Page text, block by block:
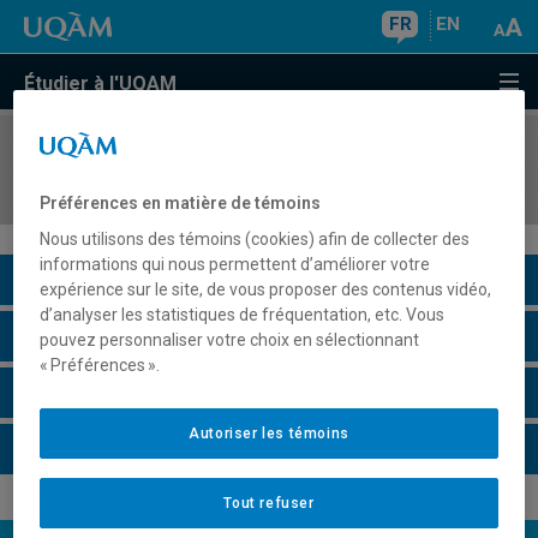
FR EN
Étudier à l'UQAM
COURS//
Description du cours
Horaire - Été 2026
Préférences en matière de témoins
Nous utilisons des témoins (cookies) afin de collecter des
informations qui nous permettent d’améliorer votre
expérience sur le site, de vous proposer des contenus vidéo,
d’analyser les statistiques de fréquentation, etc. Vous
pouvez personnaliser votre choix en sélectionnant
« Préférences ».
Tout refuser
Autoriser les témoins